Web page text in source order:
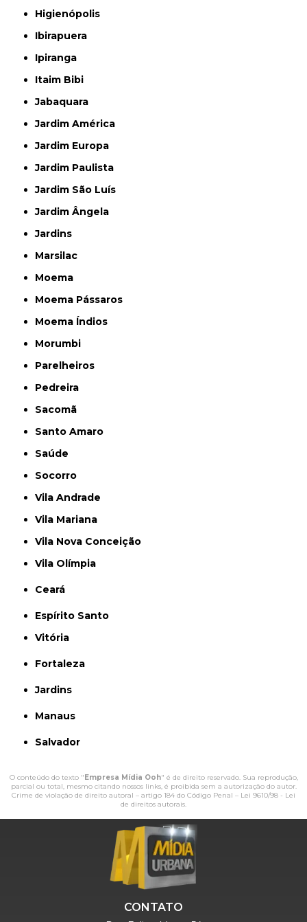
Higienópolis
Ibirapuera
Ipiranga
Itaim Bibi
Jabaquara
Jardim América
Jardim Europa
Jardim Paulista
Jardim São Luís
Jardim Ângela
Jardins
Marsilac
Moema
Moema Pássaros
Moema Índios
Morumbi
Parelheiros
Pedreira
Sacomã
Santo Amaro
Saúde
Socorro
Vila Andrade
Vila Mariana
Vila Nova Conceição
Vila Olímpia
Ceará
Espírito Santo
Vitória
Fortaleza
Jardins
Manaus
Salvador
O conteúdo do texto "Empresa Mídia Ooh" é de direito reservado. Sua reprodução,
parcial ou total, mesmo citando nossos links, é proibida sem a autorização do autor.
Crime de violação de direito autoral – artigo 184 do Código Penal – Lei 9610/98 - Lei
de direitos autorais.
CONTATO